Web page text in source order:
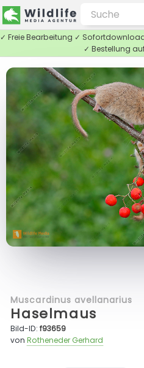
✓ Freie Bearbeitung ✓
✓ Bestellung
Muscardinus avellanarius
Haselmaus
Bild-ID:f93659
vonRotheneder Gerhard